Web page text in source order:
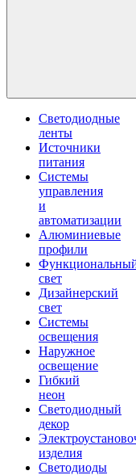
Светодиодные
ленты
Источники
питания
Системы
управления
и
автоматизации
Алюминиевые
профили
свет
Дизайнерский
свет
Системы
освещения
Наружное
освещение
Гибкий
неон
Светодиодный
декор
изделия
Светодиоды